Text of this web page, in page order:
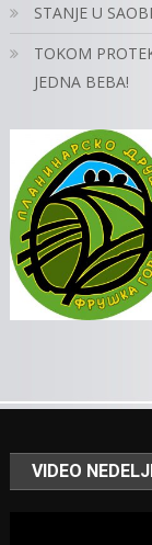
STANJE U
TOKOM
JEDNA BEBA!
VIDEO